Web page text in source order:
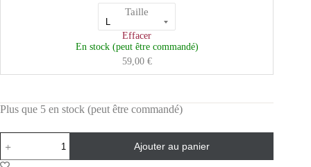
Taille
Effacer
En stock (peut être commandé)
59,00 €
Plus que 5 en stock (peut être commandé)
Ajouter au panier